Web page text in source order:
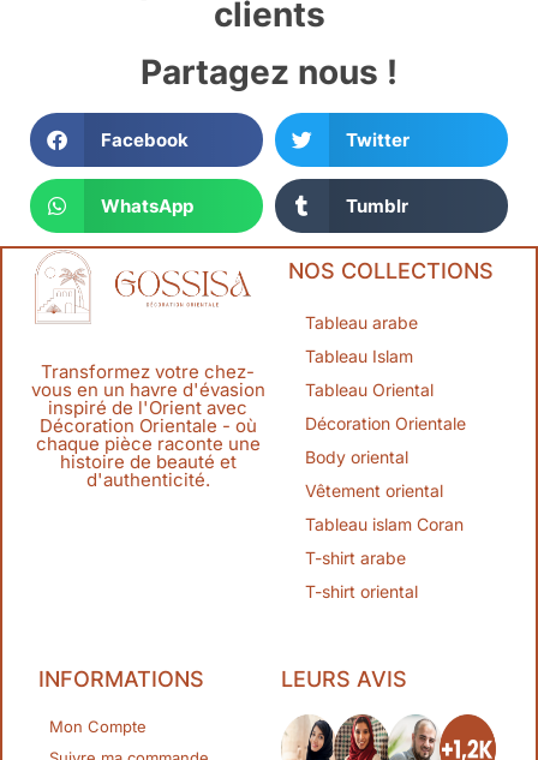
clients
Partagez nous !
Facebook Twitter
WhatsApp Tumblr
Transformez votre chez-
vous en un havre d'évasion
inspiré de l'Orient avec
Décoration Orientale - où
chaque pièce raconte une
histoire de beauté et
d'authenticité.
NOS COLLECTIONS
Tableau arabe
Tableau Islam
Tableau Oriental
Décoration Orientale
Body oriental
Vêtement oriental
Tableau islam Coran
T-shirt arabe
T-shirt oriental
INFORMATIONS
Mon Compte
LEURS AVIS